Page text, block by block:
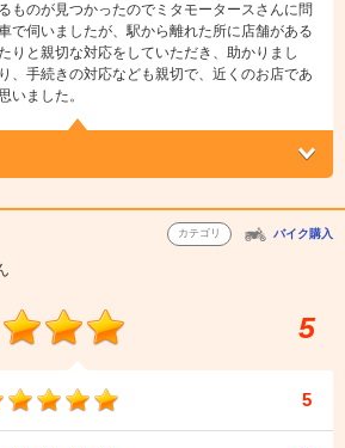
ものが見つかったのでミタモータースさんに問
で伺いましたが、駅から離れた所に店舗がある
りと親切な対応をしていただき、助かりまし
、手続きの対応なども親切で、近くのお店であ
いました。
カテゴリ バイク購入
5
5